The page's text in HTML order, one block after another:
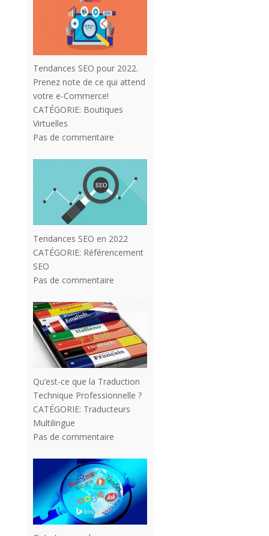
Tendances SEO pour 2022.
Prenez note de ce qui attend
votre e-Commerce!
CATÉGORIE: Boutiques
Virtuelles
Pas de commentaire
Tendances SEO en 2022
CATÉGORIE: Référencement
SEO
Pas de commentaire
Qu’est-ce que la Traduction
Technique Professionnelle ?
CATÉGORIE: Traducteurs
Multilingue
Pas de commentaire